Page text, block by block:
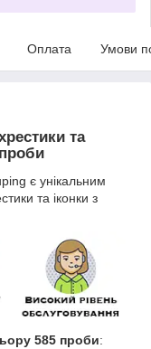
Оплата Умови
та
є унікальним
та іконки з
585 проби: